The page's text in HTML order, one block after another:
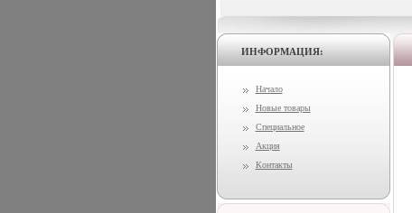
ИНФОРМАЦИЯ:
Начало
Новые товары
Специальное
Акция
Контакты